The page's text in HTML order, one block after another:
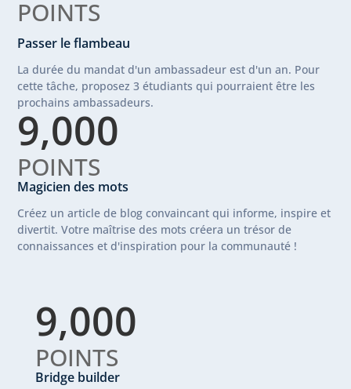
POINTS
Passer le flambeau
La durée du mandat d'un ambassadeur est d'un an. Pour
cette tâche, proposez 3 étudiants qui pourraient être les
prochains ambassadeurs.
9,000
POINTS
Magicien des mots
Créez un article de blog convaincant qui informe, inspire et
divertit. Votre maîtrise des mots créera un trésor de
connaissances et d'inspiration pour la communauté !
9,000
POINTS
Bridge builder